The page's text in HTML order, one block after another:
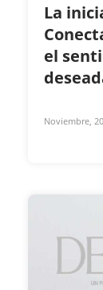
La
el
Noviembre,